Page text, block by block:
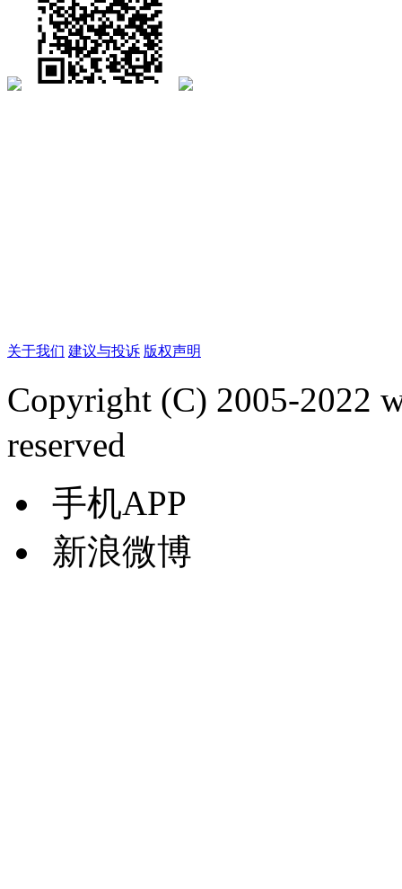
关于我们 建议与投诉 版权声明
Copyright (C) 2005-2022
reserved
手机APP
新浪微博